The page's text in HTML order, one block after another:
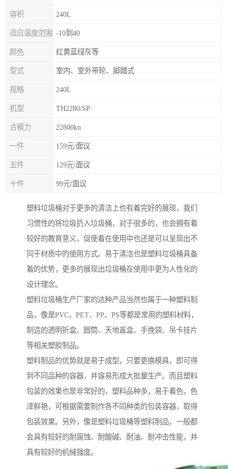
容积 240L
适应温度范围 -10到40
颜色 红黄蓝绿灰等
型式 室内、室外带轮、脚踏式
规格 240L
机型 TH2280/SP
合模力 22800kn
一件 159元/面议
五件 129元/面议
十件 99元/面议
塑料垃圾桶对于更多的清洁上也有着完好的展现，我们
习惯性的将垃圾扔入垃圾桶，对于很多的，也会拥有着
较好的教育意义，促使着在使用中也还是可以呈现出不
同于材质中的使用方式。易于清洁也是塑料垃圾桶具备
着的优势，更多的展现出垃圾桶在使用中更为人性化的
设计理念。
塑料垃圾桶生产厂家的这种产品当然也属于一种塑料制
品，像是PVC、PET、PP、PS等都是常用的塑料材料，
制造的透明折盒、圆筒、天地盖盒、手挽袋、吊卡挂片
等相关塑胶制品。
塑料制品的优势就是易于成型，只要更换模具，即可得
到不同品种的容器，并容易形成大批量生产。而且塑料
包装的效果也是非常好的，塑料品种多，易于着色，色
泽鲜艳，可根据需要制作各不同种类的包装容器，取得
包装效果。另外，像是塑料垃圾桶等塑料制品，一般都
会具有较好的耐腐蚀、耐酸碱、耐油、耐冲击性能，并
具有较好的机械强度。